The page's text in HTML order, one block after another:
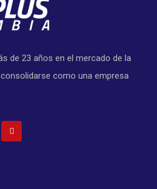
de 23 años en el mercado de la
como una empresa